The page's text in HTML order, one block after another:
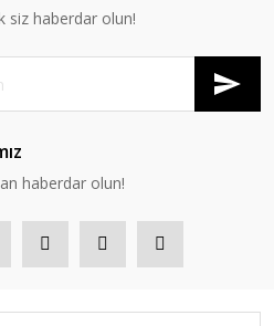
siz haberdar olun!
haberdar olun!